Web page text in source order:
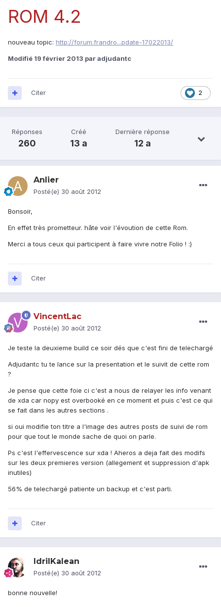
ROM 4.2
nouveau topic: http://forum.frandro...pdate-17022013/
Modifié 19 février 2013 par adjudantc
2
Citer
Réponses
260
Créé
13 a
Dernière réponse
12 a
Anlier
Posté(e) 30 août 2012
Bonsoir,
En effet très prometteur. hâte voir l'évoution de cette Rom.
Merci a tous ceux qui participent à faire vivre notre Folio ! :)
Citer
VincentLac
Posté(e) 30 août 2012
Je teste la deuxieme build ce soir dés que c'est fini de telechargé
Adjudantc tu te lance sur la presentation et le suivit de cette rom
?
Je pense que cette foie ci c'est a nous de relayer les info venant
de xda car nopy est overbooké en ce moment et puis c'est ce qui
se fait dans les autres sections .
si oui modifie ton titre a l'image des autres posts de suivi de rom
pour que tout le monde sache de quoi on parle.
Ps c'est l'effervescence sur xda ! Aheros a deja fait des modifs
sur les deux premieres version (allegement et suppression d'apk
inutiles)
56% de telechargé patiente un backup et c'est parti.
Citer
IdrilKalean
Posté(e) 30 août 2012
bonne nouvelle!